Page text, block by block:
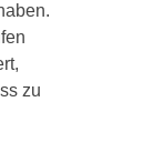
zu